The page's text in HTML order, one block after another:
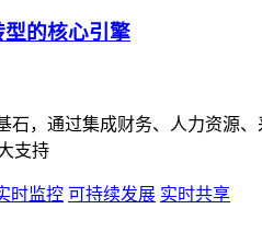
的核心引擎
石，通过集成财务、人力资源
支持
时监控 可持续发展 实时共享